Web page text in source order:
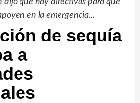
dijo que hay directivas para que
en la emergencia...
de sequía
a